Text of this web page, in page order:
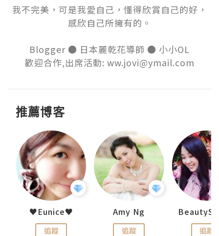
我不完美，可是我愛自己，懂得欣賞自己的好，
感欣自己所擁有的。
Blogger ● 日本麗乾花導師 ● 小小OL
歡迎合作,出席活動: ww.jovi@ymail.com
推薦博客
♥Eunice♥
追蹤
Amy Ng
追蹤 追蹤